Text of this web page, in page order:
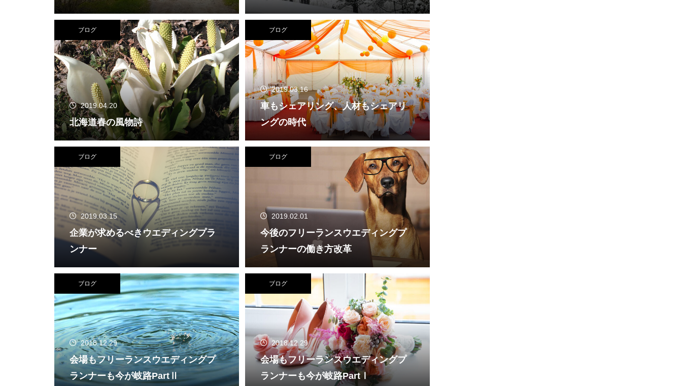
ブログ
2019.04.20
北海道春の風物詩
ブログ
2019.03.16
車もシェアリング、人材もシェアリ
ングの時代
ブログ
2019.03.15
企業が求めるべきウエディングプラ
ンナー
ブログ
2019.02.01
今後のフリーランスウエディングプ
ランナーの働き方改革
ブログ
2018.12.29
会場もフリーランスウエディングプ
ランナーも今が岐路PartⅡ
ブログ
2018.12.29
会場もフリーランスウエディングプ
ランナーも今が岐路PartⅠ